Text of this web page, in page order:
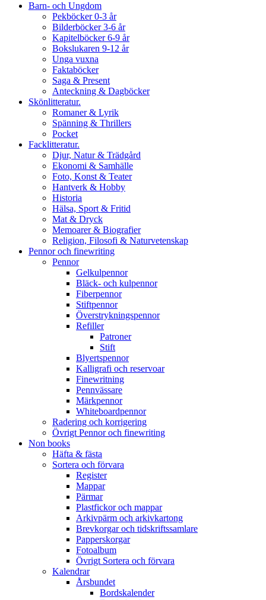
Barn- och Ungdom
Pekböcker 0-3 år
Bilderböcker 3-6 år
Kapitelböcker 6-9 år
Bokslukaren 9-12 år
Unga vuxna
Faktaböcker
Saga & Present
Anteckning & Dagböcker
Skönlitteratur.
Romaner & Lyrik
Spänning & Thrillers
Pocket
Facklitteratur.
Djur, Natur & Trädgård
Ekonomi & Samhälle
Foto, Konst & Teater
Hantverk & Hobby
Historia
Hälsa, Sport & Fritid
Mat & Dryck
Memoarer & Biografier
Religion, Filosofi & Naturvetenskap
Pennor och finewriting
Pennor
Gelkulpennor
Bläck- och kulpennor
Fiberpennor
Stiftpennor
Överstrykningspennor
Refiller
Patroner
Stift
Blyertspennor
Kalligrafi och reservoar
Finewritning
Pennvässare
Märkpennor
Whiteboardpennor
Radering och korrigering
Övrigt Pennor och finewriting
Non books
Häfta & fästa
Sortera och förvara
Register
Mappar
Pärmar
Plastfickor och mappar
Arkivpärm och arkivkartong
Brevkorgar och tidskriftssamlare
Papperskorgar
Fotoalbum
Övrigt Sortera och förvara
Kalendrar
Årsbundet
Bordskalender